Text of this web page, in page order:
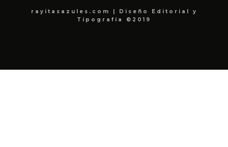
rayitasazules.com | Diseño Editorial y
Tipografía ©2019